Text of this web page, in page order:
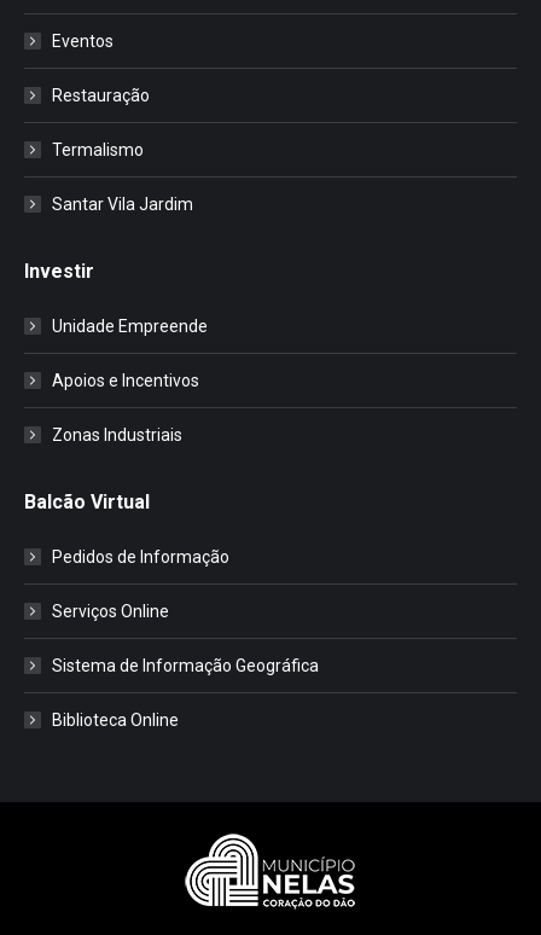
Eventos
Restauração
Termalismo
Santar Vila Jardim
Investir
Unidade Empreende
Apoios e Incentivos
Zonas Industriais
Balcão Virtual
Pedidos de Informação
Serviços Online
Sistema de Informação Geográfica
Biblioteca Online